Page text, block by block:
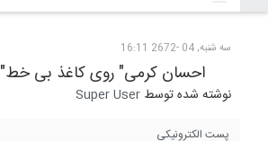
سه شنبه, 04 -2672 16:11
احسان کرمی" روی کاغذ بی خط"
نوشته شده توسط Super User
پست الکترونیکی